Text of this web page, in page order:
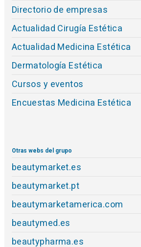
Directorio de empresas
Actualidad Cirugía Estética
Actualidad Medicina Estética
Dermatología Estética
Cursos y eventos
Encuestas Medicina Estética
Otras webs del grupo
beautymarket.es
beautymarket.pt
beautymarketamerica.com
beautymed.es
beautypharma.es